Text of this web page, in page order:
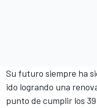
Su futuro siempre ha
ido logrando una
punto de cumplir los